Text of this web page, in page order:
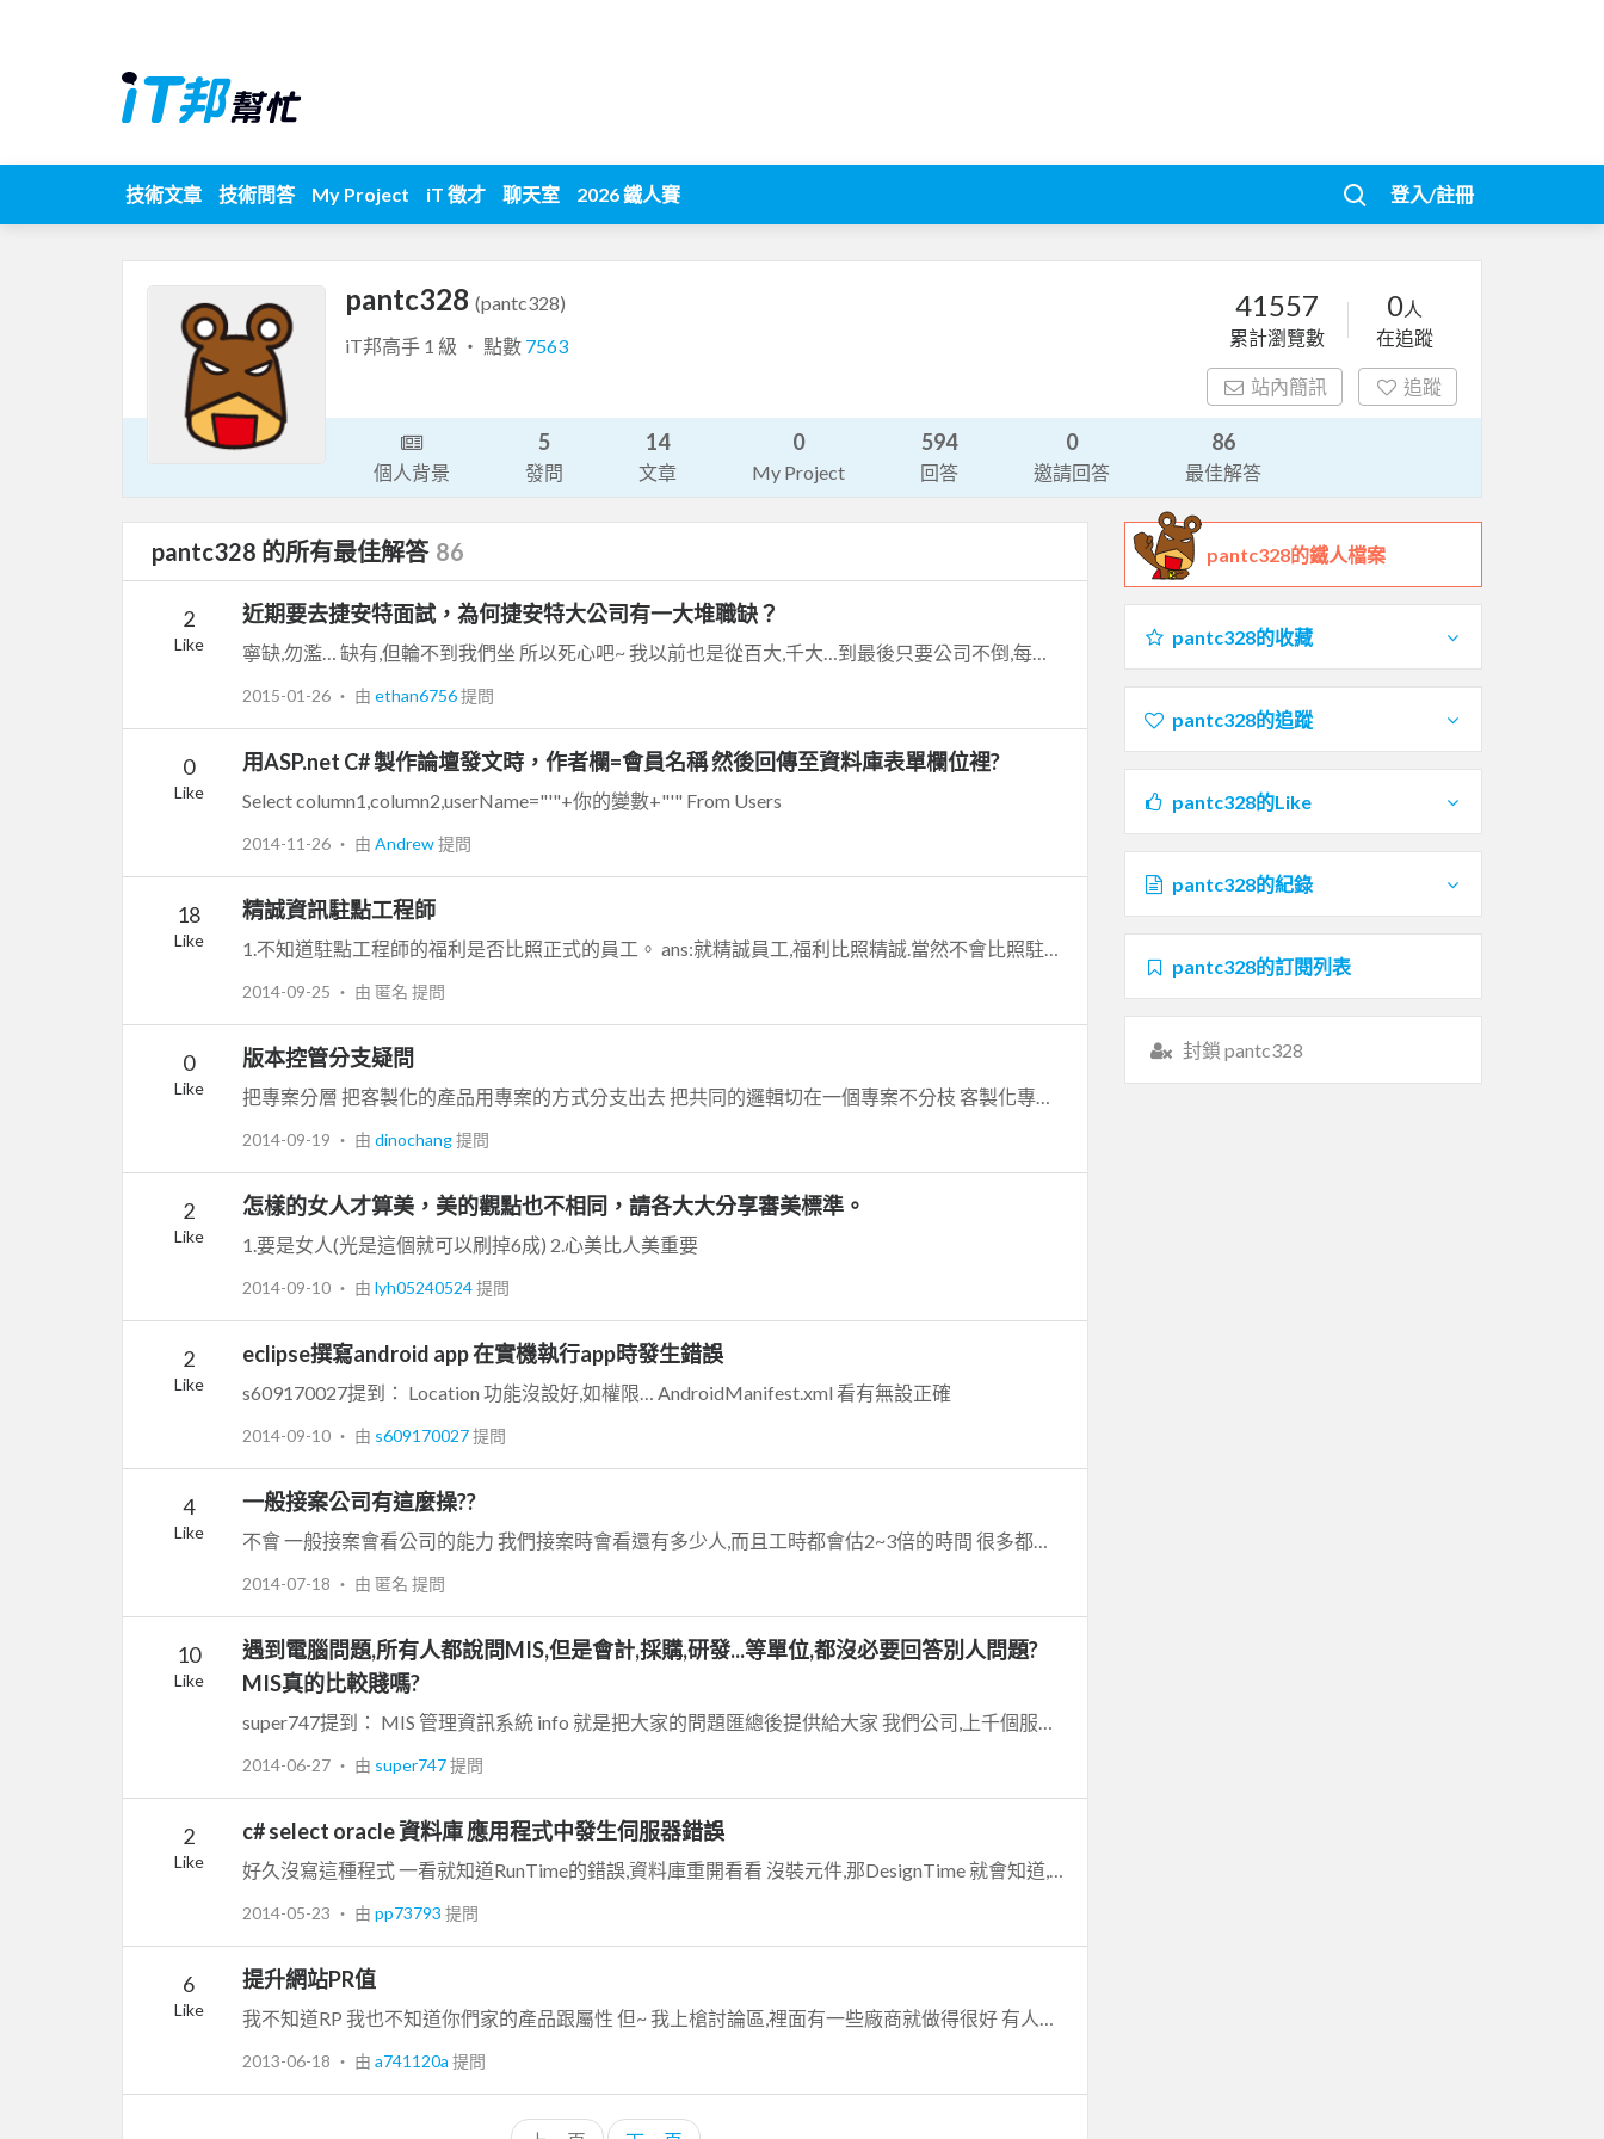
技術文章 技術問答 My Project iT 徵才 聊天室 2026 鐵人賽 登入/註冊
pantc328 (pantc328)
iT邦高手 1 級 ‧ 點數 7563
41557
累計瀏覽數
0人
在追蹤
站內簡訊 追蹤
個人背景
5
發問
14
文章
0
My Project
594
回答
0
邀請回答
86
最佳解答
pantc328 的所有最佳解答 86
2
Like
近期要去捷安特面試，為何捷安特大公司有一大堆職缺？
2015-01-26 ‧ 由 ethan6756提問
0
Like
用ASP.net C# 製作論壇發文時，作者欄=會員名稱 然後回傳至資料庫表單欄位裡?
Select column1,column2,userName="'"+你的變數+"'" From Users
2014-11-26 ‧ 由 Andrew提問
18
Like
精誠資訊駐點工程師
2014-09-25 ‧ 由 匿名 提問
0
Like
版本控管分支疑問
2014-09-19 ‧ 由 dinochang提問
2
Like
怎樣的女人才算美，美的觀點也不相同，請各大大分享審美標準。
1.要是女人(光是這個就可以刷掉6成) 2.心美比人美重要
2014-09-10 ‧ 由 lyh05240524提問
2
Like
eclipse撰寫android app 在實機執行app時發生錯誤
s609170027提到： Location 功能沒設好,如權限… AndroidManifest.xml 看有無設正確
2014-09-10 ‧ 由 s609170027提問
4
Like
一般接案公司有這麼操??
2014-07-18 ‧ 由 匿名 提問
10
Like
遇到電腦問題,所有人都說問MIS,但是會計,採購,研發...等單位,都沒必要回答別人問題?
MIS真的比較賤嗎?
2014-06-27 ‧ 由 super747提問
2
Like
c# select oracle 資料庫 應用程式中發生伺服器錯誤
2014-05-23 ‧ 由 pp73793 提問
6
Like
提升網站PR值
2013-06-18 ‧ 由 a741120a 提問
pantc328的鐵人檔案
pantc328的收藏
pantc328的追蹤
pantc328的Like
pantc328的紀錄
pantc328的訂閱列表
封鎖 pantc328